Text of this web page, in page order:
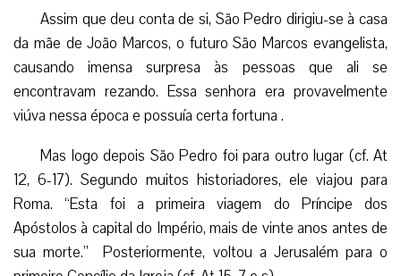
Assim que deu conta de si, São Pedro dirigiu-se à casa
da mãe de João Marcos, o futuro São Marcos evangelista,
causando imensa surpresa às pessoas que ali se
encontravam rezando. Essa senhora era provavelmente
viúva nessa época e possuía certa fortuna .
Mas logo depois São Pedro foi para outro lugar (cf. At
12, 6-17). Segundo muitos historiadores, ele viajou para
Roma. “Esta foi a primeira viagem do Príncipe dos
Apóstolos à capital do Império, mais de vinte anos antes de
sua morte.” Posteriormente, voltou a Jerusalém para o